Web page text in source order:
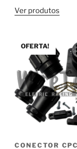
Ver produtos
OFERTA!
CONECTOR